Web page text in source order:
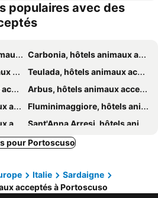
Lu' Hotel Carbonia
Hotel Aquarius
Hotel Ristorante Moderno
Il Palazz8
populaires avec des
Carbonia, hôtels animaux acceptés
Teulada, hôtels animaux acceptés
Arbus, hôtels animaux acceptés
Fluminimaggiore, hôtels animaux acceptés
Sant'Anna Arresi, hôtels animaux acceptés
Masainas, hôtels animaux acceptés
San Giovanni Suergiu, hôtels animaux acceptés
Villamassargia, hôtels animaux acceptés
pour Portoscuso
Italie
Sardaigne
acceptés à Portoscuso